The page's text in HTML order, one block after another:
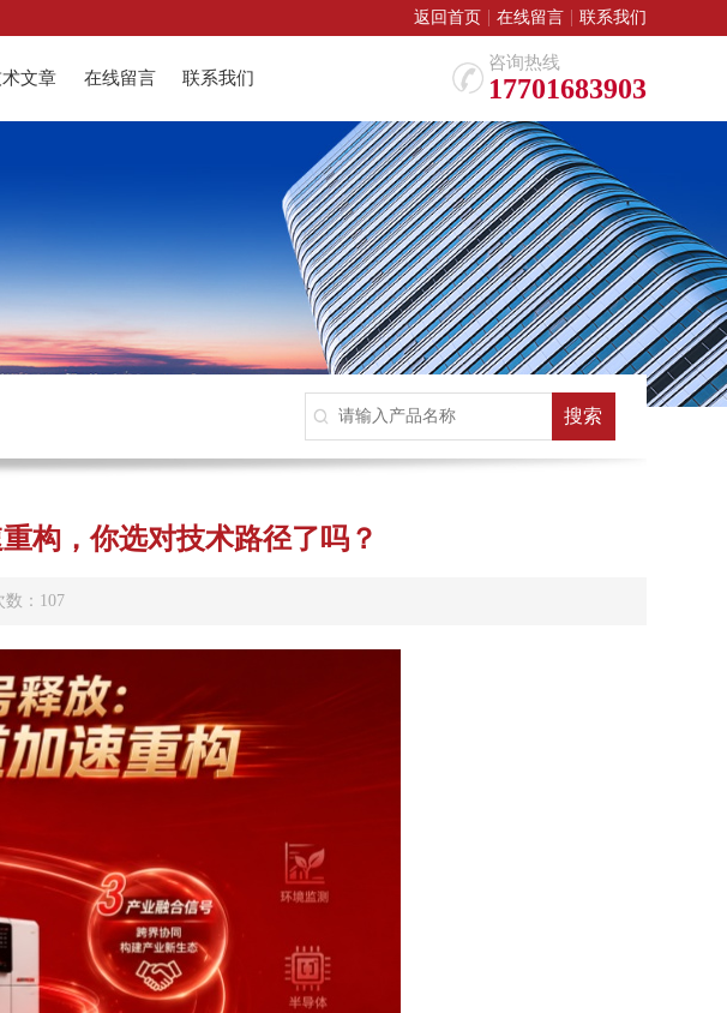
返回首页 在线留言 联系我们
文章 在线留言 联系我们
咨询热线
17701683903
构，你选对技术路径了吗？
数：107